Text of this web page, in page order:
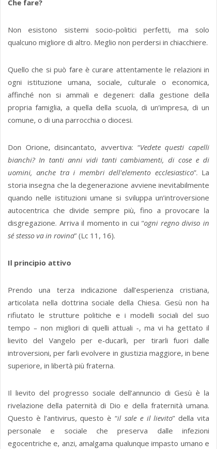
Che fare?
Non esistono sistemi socio-politici perfetti, ma solo
qualcuno migliore di altro. Meglio non perdersi in chiacchiere.
Quello che si può fare è curare attentamente le relazioni in
ogni istituzione umana, sociale, culturale o economica,
affinché non si ammali e degeneri: dalla gestione della
propria famiglia, a quella della scuola, di un’impresa, di un
comune, o di una parrocchia o diocesi.
Don Orione, disincantato, avvertiva: “Vedete questi capelli
bianchi? In tanti anni vidi tanti cambiamenti, di cose e di
uomini, anche tra i membri dell'elemento ecclesiastico”. La
storia insegna che la degenerazione avviene inevitabilmente
quando nelle istituzioni umane si sviluppa un’introversione
autocentrica che divide sempre più, fino a provocare la
disgregazione. Arriva il momento in cui “ogni regno diviso in
sé stesso va in rovina” (Lc 11, 16).
Il principio attivo
Prendo una terza indicazione dall’esperienza cristiana,
articolata nella dottrina sociale della Chiesa. Gesù non ha
rifiutato le strutture politiche e i modelli sociali del suo
tempo – non migliori di quelli attuali -, ma vi ha gettato il
lievito del Vangelo per e-ducarli, per tirarli fuori dalle
introversioni, per farli evolvere in giustizia maggiore, in bene
superiore, in libertà più fraterna.
Il lievito del progresso sociale dell’annuncio di Gesù è la
rivelazione della paternità di Dio e della fraternità umana.
Questo è l’antivirus, questo è “il sale e il lievito” della vita
personale e sociale che preserva dalle infezioni
egocentriche e, anzi, amalgama qualunque impasto umano e